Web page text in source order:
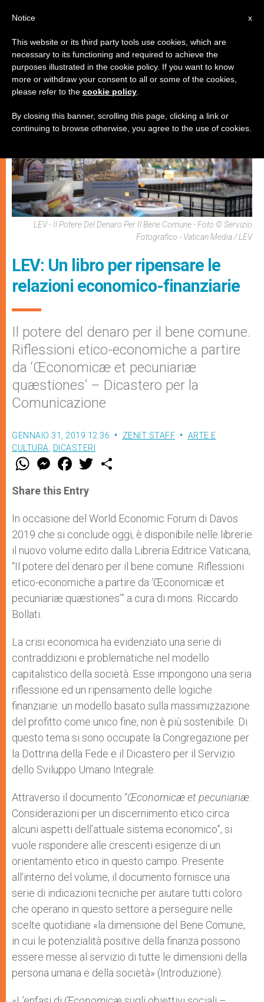
ARTE E CULTURA,DICASTERI
LEV - Il Potere Del Denaro Per Il Bene Comune - Foto © Servizio
Fotografico - Vatican Media / LEV
LEV: Un libro per ripensare le
relazioni economico-finanziarie
Il potere del denaro per il bene comune.
Riflessioni etico-economiche a partire
da ‘Œconomicæ et pecuniariæ
quæstiones’ – Dicastero per la
Comunicazione
GENNAIO 31, 2019 12:36 ZENIT STAFF
ARTE E
CULTURA
DICASTERI
W
t
s
p
p
M
e
s
e
g
e
r
F
a
e
b
o
k
w
r
Share this Entry
In occasione del World Economic Forum di Davos
2019 che si conclude oggi, è disponibile nelle librerie
il nuovo volume edito dalla Libreria Editrice Vaticana,
“Il potere del denaro per il bene comune. Riflessioni
etico-economiche a partire da ‘Œconomicæ et
pecuniariæ quæstiones’” a cura di mons. Riccardo
Bollati.
La crisi economica ha evidenziato una serie di
contraddizioni e problematiche nel modello
capitalistico della società. Esse impongono una seria
riflessione ed un ripensamento delle logiche
finanziarie: un modello basato sulla massimizzazione
del profitto come unico fine, non è più sostenibile. Di
questo tema si sono occupate la Congregazione per
la Dottrina della Fede e il Dicastero per il Servizio
dello Sviluppo Umano Integrale.
Attraverso il documento “Œconomicæ et pecuniariæ
Considerazioni per un discernimento etico circa
alcuni aspetti dell’attuale sistema economico”, si
vuole rispondere alle crescenti esigenze di un
orientamento etico in questo campo. Presente
all’interno del volume, il documento fornisce una
serie di indicazioni tecniche per aiutare tutti coloro
che operano in questo settore a perseguire nelle
scelte quotidiane «la dimensione del Bene Comune,
in cui le potenzialità positive della finanza possono
essere messe al servizio di tutte le dimensioni della
persona umana e della società» (Introduzione).
x
Notice
This website or its third party tools use cookies, which are
necessary to its functioning and required to achieve the
purposes illustrated in the cookie policy. If you want to know
more or withdraw your consent to all or some of the cookies,
please refer to the cookie policy
By closing this banner, scrolling this page, clicking a link or
continuing to browse otherwise, you agree to the use of cookies.